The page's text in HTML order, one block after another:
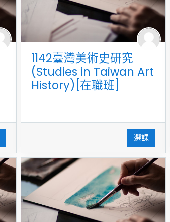
1142臺灣美術史研究
(Studies in Taiwan Art
History)[在職班]
選課